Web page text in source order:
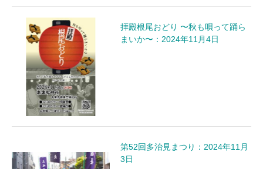
拝殿根尾おどり 〜秋も唄って踊ら
まいか〜：2024年11月4日
第52回多治見まつり：2024年11月
3日